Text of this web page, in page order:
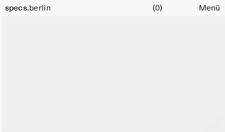
specs.berlin
Warenkorb (0) Menü
Farbe: